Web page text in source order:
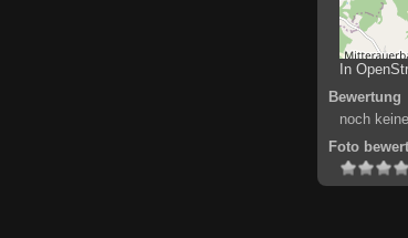
In
Bewertung
noch
Foto